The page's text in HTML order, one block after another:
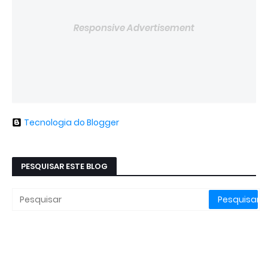
Responsive Advertisement
Tecnologia do Blogger
PESQUISAR ESTE BLOG